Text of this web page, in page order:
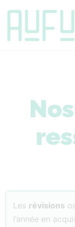
Les révisions
l’année en